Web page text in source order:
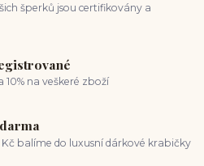
šperků jsou certifikovány a
10% na veškeré zboží
balíme do luxusní dárkové krabičky